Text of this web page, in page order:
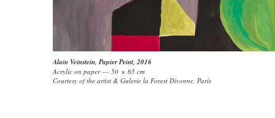
Alain Veinstein, Papier Peint, 2016
Acrylic on paper — 50 × 65 cm
Courtesy of the artist & Galerie la Forest Divonne, Paris